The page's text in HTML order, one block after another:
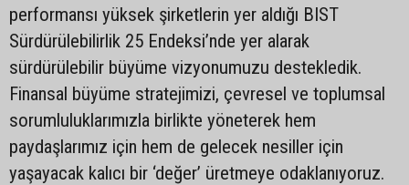
performansı yüksek şirketlerin yer aldığı BIST
Sürdürülebilirlik 25 Endeksi’nde yer alarak
sürdürülebilir büyüme vizyonumuzu destekledik.
Finansal büyüme stratejimizi, çevresel ve toplumsal
sorumluluklarımızla birlikte yöneterek hem
paydaşlarımız için hem de gelecek nesiller için
yaşayacak kalıcı bir ‘değer’ üretmeye odaklanıyoruz.